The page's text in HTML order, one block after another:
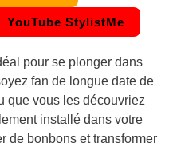
YouTube StylistMe
pour se plonger dans
fan de longue date de
que vous les découvriez
installé dans votre
de bonbons et transformer